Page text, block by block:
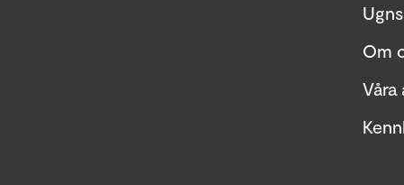
Om
Våra